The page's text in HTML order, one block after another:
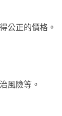
公正的價格。
風險等。